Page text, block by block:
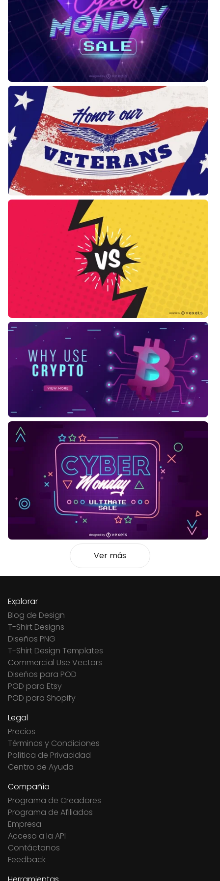
Ver más
Explorar
Blog de Design
T-Shirt Designs
Diseños PNG
T-Shirt Design Templates
Commercial Use Vectors
Diseños para POD
POD para Etsy
POD para Shopify
Legal
Precios
Términos y Condiciones
Política de Privacidad
Centro de Ayuda
Compañía
Programa de Creadores
Programa de Afiliados
Empresa
Acceso a la API
Contáctanos
Feedback